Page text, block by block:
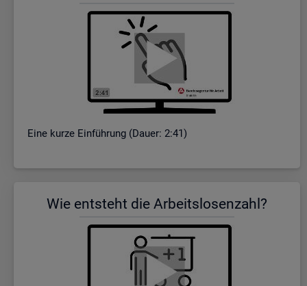
Eine kurze Ein­füh­rung (Dauer: 2:41)
Wie ent­steht die Ar­beits­lo­sen­zahl?